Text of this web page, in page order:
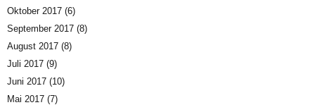
Oktober 2017 (6)
September 2017 (8)
August 2017 (8)
Juli 2017 (9)
Juni 2017 (10)
Mai 2017 (7)